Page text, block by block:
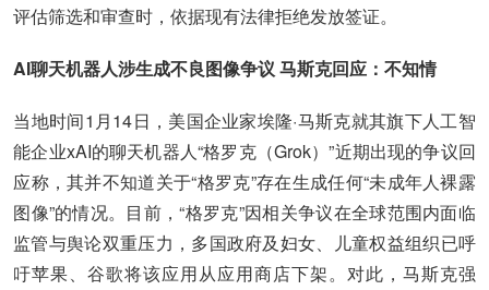
评估筛选和审查时，依据现有法律拒绝发放签证。
AI聊天机器人涉生成不良图像争议 马斯克回应：不知情
当地时间1月14日，美国企业家埃隆·马斯克就其旗下人工智
能企业xAI的聊天机器人“格罗克（Grok）”近期出现的争议回
应称，其并不知道关于“格罗克”存在生成任何“未成年人裸露
图像”的情况。目前，“格罗克”因相关争议在全球范围内面临
监管与舆论双重压力，多国政府及妇女、儿童权益组织已呼
吁苹果、谷歌将该应用从应用商店下架。对此，马斯克强